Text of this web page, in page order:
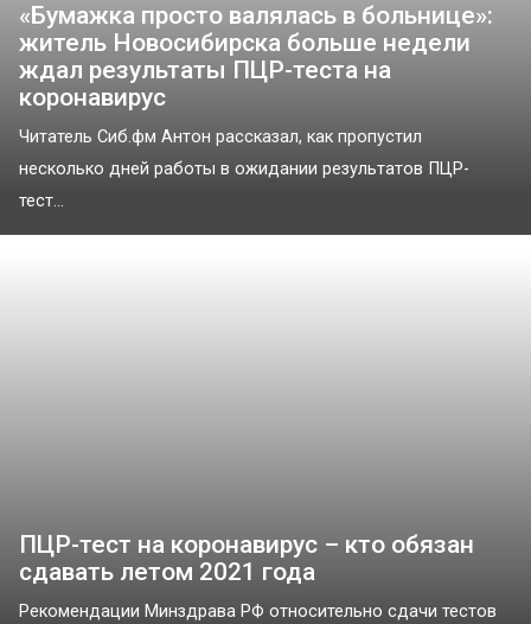
«Бумажка просто валялась в больнице»:
житель Новосибирска больше недели
ждал результаты ПЦР-теста на
коронавирус
Читатель Сиб.фм Антон рассказал, как пропустил
несколько дней работы в ожидании результатов ПЦР-
тест...
ПЦР-тест на коронавирус – кто обязан
сдавать летом 2021 года
Рекомендации Минздрава РФ относительно сдачи тестов